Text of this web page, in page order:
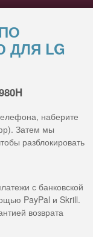
ДЛЯ LG
наберите
Затем мы
разблокировать
с банковской
PayPal и Skrill.
возврата